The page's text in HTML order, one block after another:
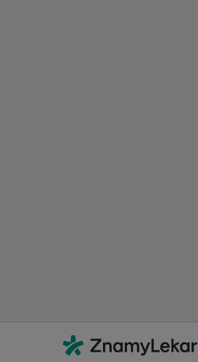
Kontakt
ZnamyLekar - Hlavní stránka